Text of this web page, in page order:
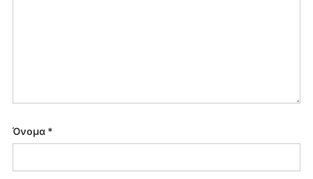
Όνομα *